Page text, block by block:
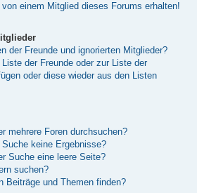
einem Mitglied dieses Forums erhalten!
der Freunde und ignorierten Mitglieder?
der Freunde oder zur Liste der
oder diese wieder aus den Listen
mehrere Foren durchsuchen?
keine Ergebnisse?
Suche eine leere Seite?
suchen?
Beiträge und Themen finden?